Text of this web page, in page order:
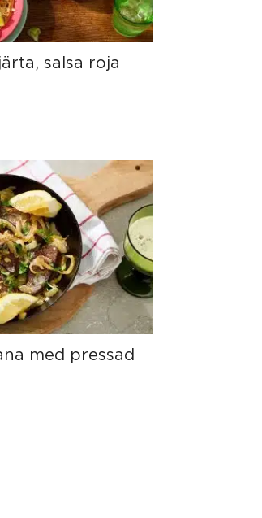
salsa roja
med pressad